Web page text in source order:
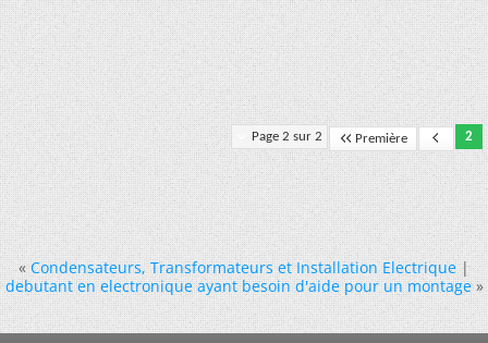
Page 2 sur 2 Première 2
« Condensateurs, Transformateurs et Installation Electrique|
debutant en electronique ayant besoin d'aide pour un montage »